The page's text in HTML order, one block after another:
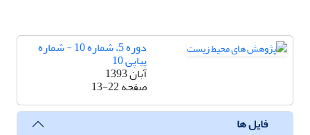
دوره 5، شماره 10 - شماره
پیاپی 10
آبان 1393
صفحه13-22
فایل ها